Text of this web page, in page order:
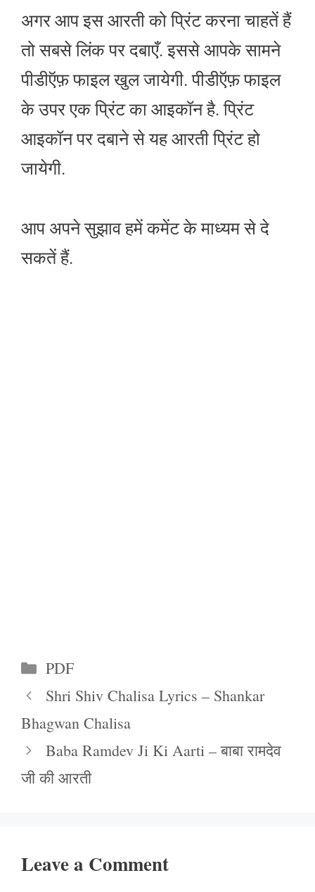
अगर आप इस आरती को प्रिंट करना चाहतें हैं
तो सबसे लिंक पर दबाएँ. इससे आपके सामने
पीडीऍफ़ फाइल खुल जायेगी. पीडीऍफ़ फाइल
के उपर एक प्रिंट का आइकॉन है. प्रिंट
आइकॉन पर दबाने से यह आरती प्रिंट हो
जायेगी.
आप अपने सुझाव हमें कमेंट के माध्यम से दे
सकतें हैं.
Categories
PDF
Shri Shiv Chalisa Lyrics – Shankar
Bhagwan Chalisa
Baba Ramdev Ji Ki Aarti – बाबा रामदेव
जी की आरती
Leave a Comment